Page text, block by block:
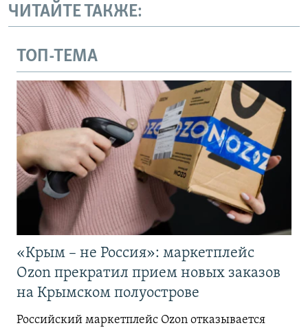
ЧИТАЙТЕ ТАКЖЕ:
ТОП-ТЕМА
«Крым – не Россия»: маркетплейс
Ozon прекратил прием новых заказов
на Крымском полуострове
Российский маркетплейс Ozon отказывается